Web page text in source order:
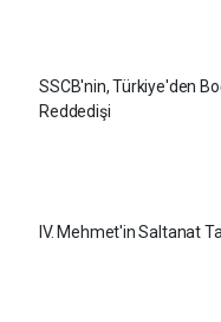
SSCB'nin, Türkiye'den
Reddedişi
IV. Mehmet'in Saltanat